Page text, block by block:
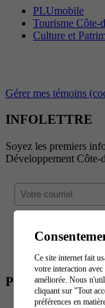
PLUmobile
Tourisme Côte-
Culture et
Gérer mes témoins
INFOLETTRE
Soyez les premiers
Développement Côte-
PARTENAIRES
Ce site internet fait
votre interaction
améliorée. Nous
cliquant sur "Tout
préférences en